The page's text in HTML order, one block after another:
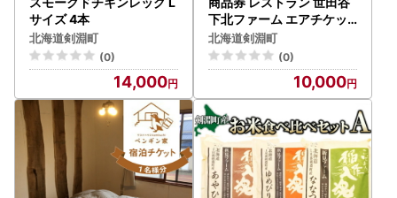
サイズ 4本
北海道剣淵町
(0)
14,000
下北ファーム エアチケッ
ト 3000円分
北海道剣淵町
(0)
10,000